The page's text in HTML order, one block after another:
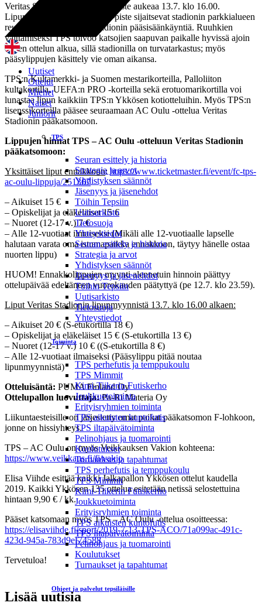
Uutiset
Ottelut
Miehet
Naiset
Juniorit
TPS
Seuran esittely ja historia
Strategia ja arvot
Yhdistyksen säännöt
Jäsenyys ja jäsenehdot
Töihin Tepsiin
Uutisarkisto
Tietosuoja
Yhteystiedot
Seuran esittely ja historia
Strategia ja arvot
Yhdistyksen säännöt
Jäsenyys ja jäsenehdot
Töihin Tepsiin
Uutisarkisto
Tietosuoja
Yhteystiedot
Toiminta
TPS perhefutis ja temppukoulu
TPS Mimmit
Kimi-Tiikerin Futiskerho
Joukkuetoiminta
Erityisryhmien toiminta
TPS aikuisten kuntofutis
TPS iltapäivätoiminta
Pelinohjaus ja tuomarointi
Koulutukset
Turnaukset ja tapahtumat
TPS perhefutis ja temppukoulu
TPS Mimmit
Kimi-Tiikerin Futiskerho
Joukkuetoiminta
Erityisryhmien toiminta
TPS aikuisten kuntofutis
TPS iltapäivätoiminta
Pelinohjaus ja tuomarointi
Koulutukset
Turnaukset ja tapahtumat
Ohjeet ja palvelut tepsiläisille
Veritas Stadionin lipunmyyntipiste aukeaa 13.7. klo 16.00.
Lipunmyynti ja varatut liput –piste sijaitsevat stadionin parkkialueen
reunassa lähellä Veritas Stadionin pääsisäänkäyntiä. Ruuhkien
välttämiseksi TPS toivoo katsojien saapuvan paikalle hyvissä ajoin
ennen ottelun alkua, sillä stadionilla on turvatarkastus; myös
pääsylippujen käsittely vie oman aikansa.
TPS:n Kultamerkki- ja Suomen mestarikorteilla, Palloliiton
kultakortilla, UEFA:n PRO -korteilla sekä erotuomarikortilla voi
lunastaa lipun kaikkiin TPS:n Ykkösen kotiotteluihin. Myös TPS:n
lisenssikorteilla pääsee seuraamaan AC Oulu -ottelua Veritas
Stadionin pääkatsomoon.
Lippujen hinnat TPS – AC Oulu -otteluun Veritas Stadionin
pääkatsomoon:
Yksittäiset liput ennakkoon:https://www.ticketmaster.fi/event/fc-tps-
ac-oulu-lippuja/251367
– Aikuiset 15 €
– Opiskelijat ja eläkeläiset 15 €
– Nuoret (12-17 v.) 7 €
– Alle 12-vuotiaat ilmaiseksi (Mikäli alle 12-vuotiaalle lapselle
halutaan varata oma istumapaikka ennakkoon, täytyy hänelle ostaa
nuorten lippu)
HUOM! Ennakkolippujen myynti alennetuin hinnoin päättyy
ottelupäivää edeltäneen vuorokauden päätyttyä (pe 12.7. klo 23.59).
Liput Veritas Stadionin lipunmyynnistä 13.7. klo 16.00 alkaen:
– Aikuiset 20 € (S-etukortilla 18 €)
– Opiskelijat ja eläkeläiset 15 € (S-etukortilla 13 €)
– Nuoret (12-17 v.) 10 € ((S-etukortilla 8 €)
– Alle 12-vuotiaat ilmaiseksi (Pääsylippu pitää noutaa
lipunmyynnistä)
Otteluisäntä: PUMA Finland Oy
Ottelupallon luovuttaja:Pa-Ri Materia Oy
Liikuntaesteisille on järjestetty omat paikat pääkatsomon F-lohkoon,
jonne on hissiyhteys.
TPS – AC Oulu on myös Veikkauksen Vakion kohteena:
https://www.veikkaus.fi/fi/vakio
Elisa Viihde esittää kaikki Jalkapallon Ykkösen ottelut kaudella
2019. Kaikki Ykkösen 135 ottelua esitetään netissä selostettuina
hintaan 9,90 € / kk.
Pääset katsomaan myös TPS – AC Oulu -ottelua osoitteessa:
https://elisaviihde.fi/sport/2019-7-13-TPS-ACO/71a099ac-491c-
423d-945a-783d9ef74588
Tervetuloa!
Lisää uutisia